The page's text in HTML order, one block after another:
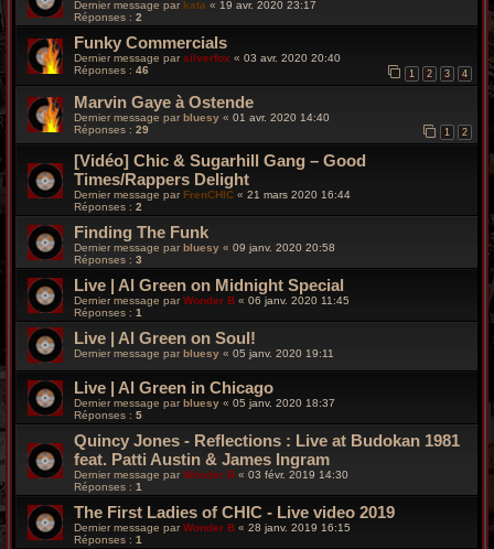
Dernier message par kata « 19 avr. 2020 23:17
Réponses : 2
Funky Commercials
Dernier message parsilverfox « 03 avr. 2020 20:40
Réponses : 46 1 2 3 4
Marvin Gaye à Ostende
Dernier message par bluesy « 01 avr. 2020 14:40
Réponses : 29 1 2
[Vidéo] Chic & Sugarhill Gang – Good
Times/Rappers Delight
Dernier message par FrenCHIC « 21 mars 2020 16:44
Réponses : 2
Finding The Funk
Dernier message par bluesy « 09 janv. 2020 20:58
Réponses : 3
Live | Al Green on Midnight Special
Dernier message parWonder B « 06 janv. 2020 11:45
Réponses : 1
Live | Al Green on Soul!
Dernier message par bluesy « 05 janv. 2020 19:11
Live | Al Green in Chicago
Dernier message parbluesy « 05 janv. 2020 18:37
Réponses : 5
Quincy Jones - Reflections : Live at Budokan 1981
feat. Patti Austin & James Ingram
Dernier message par Wonder B « 03 févr. 2019 14:30
Réponses : 1
The First Ladies of CHIC - Live video 2019
Dernier message parWonder B « 28 janv. 2019 16:15
Réponses : 1